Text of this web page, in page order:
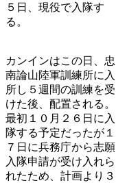
５日、現役で入隊す
る。
カンインはこの日、忠
南論山陸軍訓練所に入
所し５週間の訓練を受
けた後、配置される。
最初１０月２６日に入
隊する予定だったが１
７日に兵務庁から志願
入隊申請が受け入れら
れたため、計画より３